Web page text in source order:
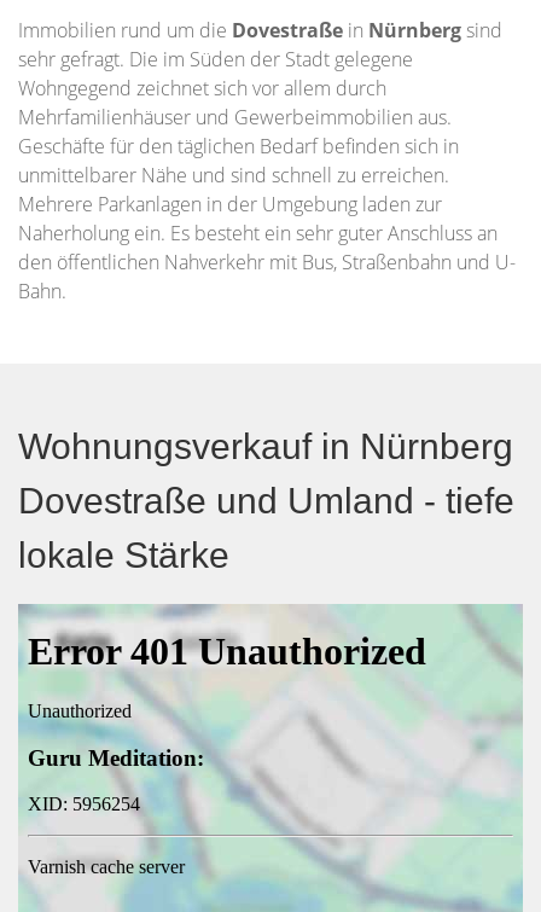
Immobilien rund um die Dovestraße in Nürnbergsind
sehr gefragt. Die im Süden der Stadt gelegene
Wohngegend zeichnet sich vor allem durch
Mehrfamilienhäuser und Gewerbeimmobilien aus.
Geschäfte für den täglichen Bedarf befinden sich in
unmittelbarer Nähe und sind schnell zu erreichen.
Mehrere Parkanlagen in der Umgebung laden zur
Naherholung ein. Es besteht ein sehr guter Anschluss an
den öffentlichen Nahverkehr mit Bus, Straßenbahn und U-
Bahn.
Wohnungsverkauf in Nürnberg
Dovestraße und Umland - tiefe
lokale Stärke